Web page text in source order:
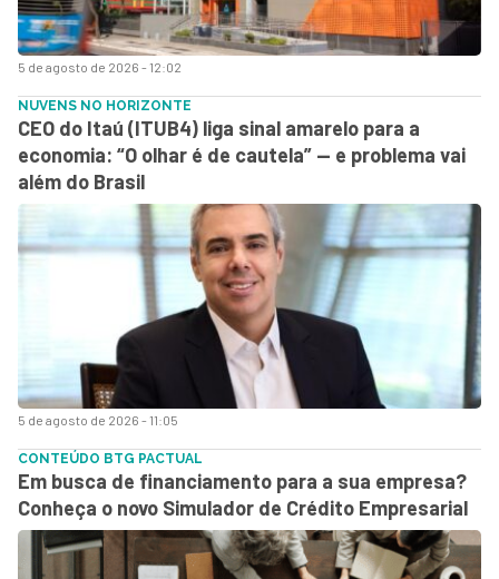
5 de agosto de 2026 - 12:02
5 de agosto de 2026 - 11:05
NUVENS NO HORIZONTE
CEO do Itaú (ITUB4) liga sinal amarelo para a
economia: “O olhar é de cautela” — e problema vai
além do Brasil
CONTEÚDO BTG PACTUAL
Em busca de financiamento para a sua empresa?
Conheça o novo Simulador de Crédito Empresarial